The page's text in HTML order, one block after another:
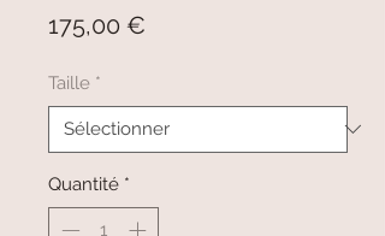
175,00 €
Taille *
Quantité *